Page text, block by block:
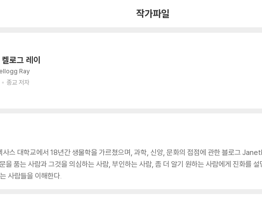
작가파일
로그 레이
Ray
종교 저자
사스 대학교에서 18년간 생물학을 가르쳤으며, 과학, 신앙, 문화의 접점에 관한 블로그
을 품는 사람과 그것을 의심하는 사람, 부인하는 사람, 좀 더 알기 원하는 사람에게 진화를
사람들을 이해한다.